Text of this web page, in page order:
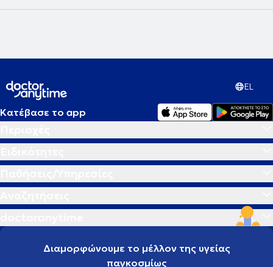
EL
Κατέβασε το app
Διαμορφώνουμε το μέλλον της υγείας
παγκοσμίως